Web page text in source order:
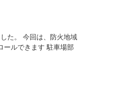
た。 今回は、防火地域
ールできます 駐車場部